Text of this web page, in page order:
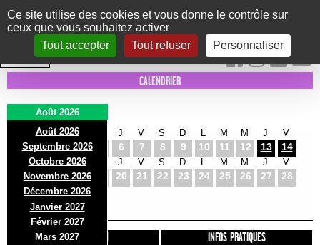
Panneau de gestion des cookies
Ce site utilise des cookies et vous donne le contrôle sur
ceux que vous souhaitez activer
Tout accepter
Tout refuser Personnaliser
Le Marni
CONCERTS DANSE/CIRQUE THÉÂTRE KIDS EXPOS EVENTS
INTRA MUROS
CALENDRIER
Août 2026
Août 2026
Septembre 2026
Octobre 2026
Novembre 2026
Décembre 2026
Janvier 2027
Février 2027
Mars 2027
D
2
L
3
M
4
J
6
V
7
S
8
D
9 10
M
11
M
12
J
13
V
14
D
16
L
17
M
18
J
20
V
21
S
22
D
23 24
M
25
M
26
J
27
V
28
D
30
L
31
PRÉSENTATION
INFOS PRATIQUES